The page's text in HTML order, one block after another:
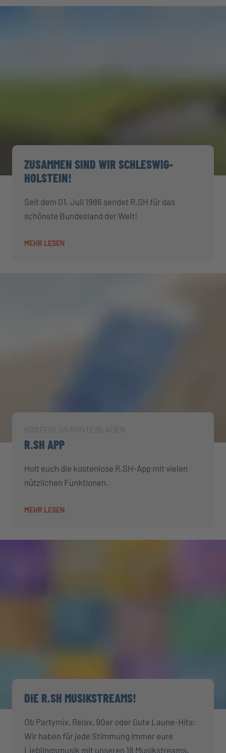
ZUSAMMEN SIND WIR SCHLESWIG-
HOLSTEIN!
Seit dem 01. Juli 1986 sendet R.SH für das
schönste Bundesland der Welt!
MEHR LESEN
KOSTENLOS RUNTERLADEN
R.SH APP
Holt euch die kostenlose R.SH-App mit vielen
nützlichen Funktionen.
MEHR LESEN
DIE R.SH MUSIKSTREAMS!
Ob Partymix, Relax, 90er oder Gute Laune-Hits:
Wir haben für jede Stimmung immer eure
Lieblingsmusik mit unseren 18 Musikstreams.